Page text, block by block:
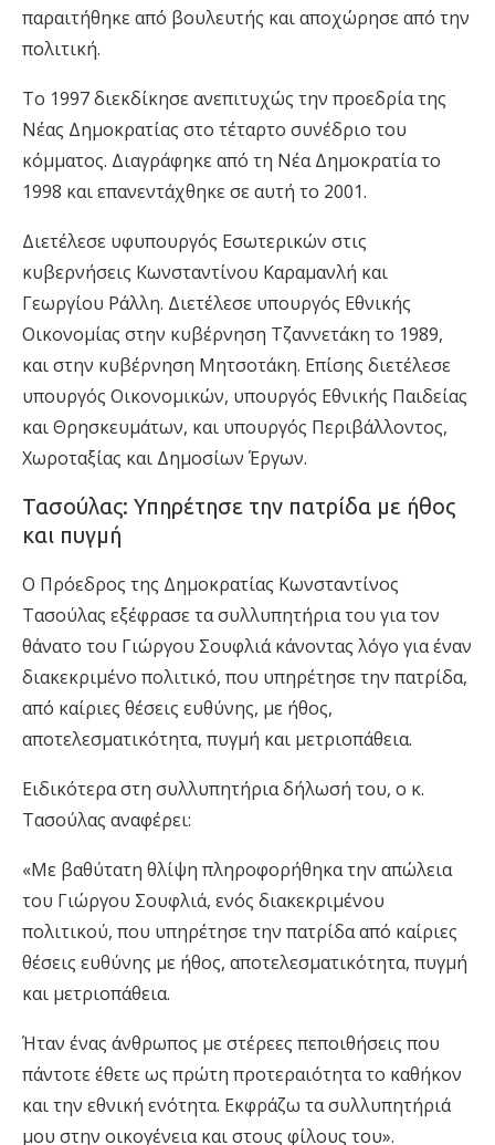
παραιτήθηκε από βουλευτής και αποχώρησε από την
πολιτική.
Το 1997 διεκδίκησε ανεπιτυχώς την προεδρία της
Νέας Δημοκρατίας στο τέταρτο συνέδριο του
κόμματος. Διαγράφηκε από τη Νέα Δημοκρατία το
1998 και επανεντάχθηκε σε αυτή το 2001.
Διετέλεσε υφυπουργός Εσωτερικών στις
κυβερνήσεις Κωνσταντίνου Καραμανλή και
Γεωργίου Ράλλη. Διετέλεσε υπουργός Εθνικής
Οικονομίας στην κυβέρνηση Τζαννετάκη το 1989,
και στην κυβέρνηση Μητσοτάκη. Επίσης διετέλεσε
υπουργός Οικονομικών, υπουργός Εθνικής Παιδείας
και Θρησκευμάτων, και υπουργός Περιβάλλοντος,
Χωροταξίας και Δημοσίων Έργων.
Τασούλας: Υπηρέτησε την πατρίδα με ήθος
και πυγμή
Ο Πρόεδρος της Δημοκρατίας Κωνσταντίνος
Τασούλας εξέφρασε τα συλλυπητήρια του για τον
θάνατο του Γιώργου Σουφλιά κάνοντας λόγο για έναν
διακεκριμένο πολιτικό, που υπηρέτησε την πατρίδα,
από καίριες θέσεις ευθύνης, με ήθος,
αποτελεσματικότητα, πυγμή και μετριοπάθεια.
Ειδικότερα στη συλλυπητήρια δήλωσή του, ο κ.
Τασούλας αναφέρει:
«Με βαθύτατη θλίψη πληροφορήθηκα την απώλεια
του Γιώργου Σουφλιά, ενός διακεκριμένου
πολιτικού, που υπηρέτησε την πατρίδα από καίριες
θέσεις ευθύνης με ήθος, αποτελεσματικότητα, πυγμή
και μετριοπάθεια.
Ήταν ένας άνθρωπος με στέρεες πεποιθήσεις που
πάντοτε έθετε ως πρώτη προτεραιότητα το καθήκον
και την εθνική ενότητα. Εκφράζω τα συλλυπητήριά
μου στην οικογένεια και στους φίλους του».